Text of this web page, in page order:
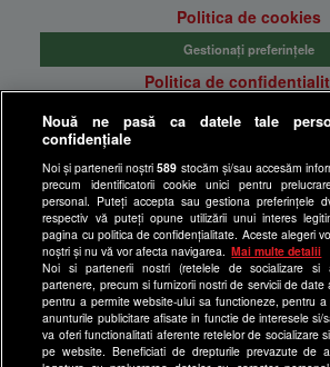
Politica de cookies
Gestionați preferințele
Politica de
Anunturi gratuite pe
Program Happy
Echipa editorială
Site-uri Antena Group
a1.ro
antenastars.ro
as.ro
Nouă ne pasă ca datele tale
confidențiale
Noi și partenerii noștri589 stocăm și/sau accesăm
precum identificatorii cookie unici pentru
personal. Puteți accepta sau gestiona preferințele
respectiv vă puteți opune utilizării unui interes
pagina cu politica de confidențialitate. Aceste alegeri
noștri și nu vă vor afecta navigarea.
Mai multe detalii
Noi si partenerii nostri (retelele de socializare si
partenere, precum si furnizorii nostri de servicii de
pentru a permite website-ului sa functioneze, pentru
anunturile publicitare afisate in functie de interesele si/
va oferi functionalitati aferente retelelor de socializare
pe website. Beneficiati de drepturile prevazute de